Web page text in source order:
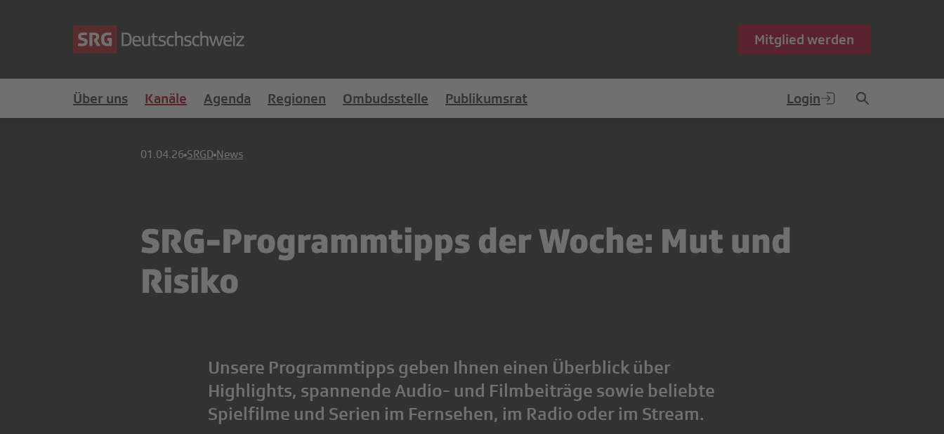
Mitglied werden
Über uns Kanäle Agenda Regionen Ombudsstelle Publikumsrat Login
01.04.26 SRGD News
SRG-Programmtipps der Woche: Mut und
Risiko
Unsere Programmtipps geben Ihnen einen Überblick über
Highlights, spannende Audio- und Filmbeiträge sowie beliebte
Spielfilme und Serien im Fernsehen, im Radio oder im Stream.